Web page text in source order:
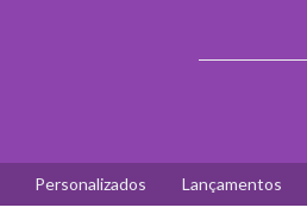
Personalizados Lançamentos